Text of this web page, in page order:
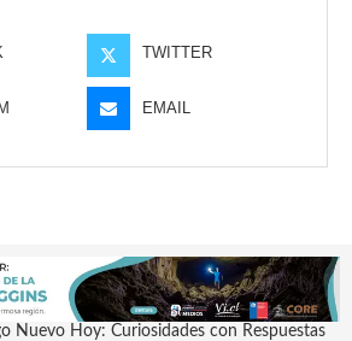
TWITTER
EMAIL
Nuevo Hoy: Curiosidades con Respuestas